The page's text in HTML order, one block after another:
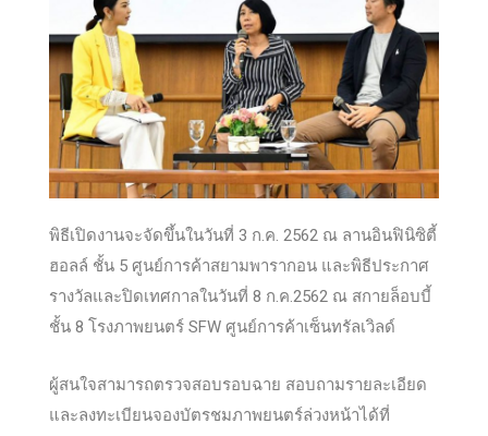
พิธีเปิดงานจะจัดขึ้นในวันที่ 3 ก.ค. 2562 ณ ลานอินฟินิซิตี้
ฮอลล์ ชั้น 5 ศูนย์การค้าสยามพารากอน และพิธีประกาศ
รางวัลและปิดเทศกาลในวันที่ 8 ก.ค.2562 ณ สกายล็อบบี้
ชั้น 8 โรงภาพยนตร์ SFW ศูนย์การค้าเซ็นทรัลเวิลด์
ผู้สนใจสามารถตรวจสอบรอบฉาย สอบถามรายละเอียด
และลงทะเบียนจองบัตรชมภาพยนตร์ล่วงหน้าได้ที่